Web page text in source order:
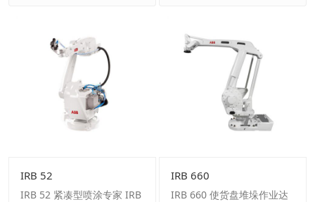
IRB 52
IRB 52 紧凑型喷涂专家 IRB
IRB 660
IRB 660 使货盘堆垛作业达